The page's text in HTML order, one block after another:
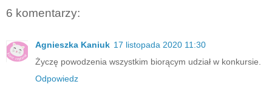
6 komentarzy:
Agnieszka Kaniuk 17 listopada 2020 11:30
Życzę powodzenia wszystkim biorącym udział w konkursie.
Odpowiedz